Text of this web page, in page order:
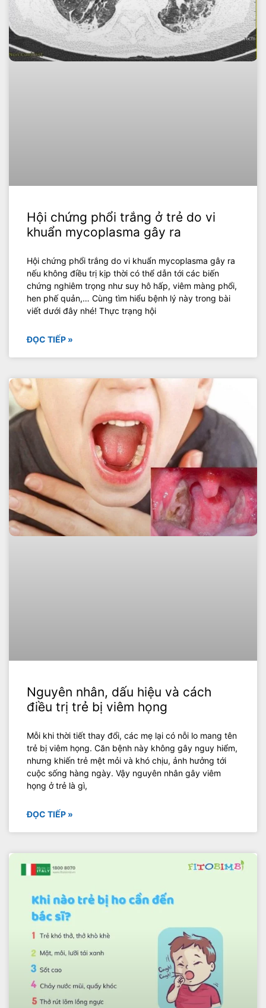
Hội chứng phổi trắng ở trẻ do vi
khuẩn mycoplasma gây ra
Hội chứng phổi trắng do vi khuẩn mycoplasma gây ra
nếu không điều trị kịp thời có thể dẫn tới các biến
chứng nghiêm trọng như suy hô hấp, viêm màng phổi,
hen phế quản,… Cùng tìm hiểu bệnh lý này trong bài
viết dưới đây nhé! Thực trạng hội
ĐỌC TIẾP »
Nguyên nhân, dấu hiệu và cách
điều trị trẻ bị viêm họng
Mỗi khi thời tiết thay đổi, các mẹ lại có nỗi lo mang tên
trẻ bị viêm họng. Căn bệnh này không gây nguy hiểm,
nhưng khiến trẻ mệt mỏi và khó chịu, ảnh hưởng tới
cuộc sống hàng ngày. Vậy nguyên nhân gây viêm
họng ở trẻ là gì,
ĐỌC TIẾP »